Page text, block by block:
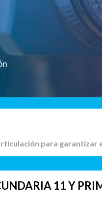
para garantizar
11 Y